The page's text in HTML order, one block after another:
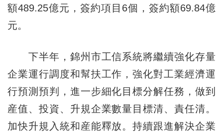
額489.25億元，簽約項目6個，簽約額69.84億
元。
下半年，錦州市工信系統將繼續強化存量
企業運行調度和幫扶工作，強化對工業經濟運
行預測預判，進一步細化目標分解任務，做到
産值、投資、升規企業數量目標清、責任清。
加快升規入統和産能釋放。持續跟進解決企業